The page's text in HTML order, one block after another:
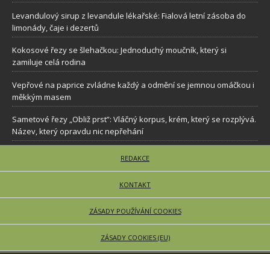
Levandulový sirup z levandule lékařské: Fialová letní zásoba do
limonády, čaje i dezertů
Kokosové řezy se šlehačkou: Jednoduchý moučník, který si
zamiluje celá rodina
Vepřové na paprice zvládne každý a odmění se jemnou omáčkou i
měkkým masem
Sametové řezy „Obliž prst”: Vláčný korpus, krém, který se rozplývá.
Název, který opravdu nic nepřehání
REDAKCE
KONTAKT
ZÁSADY POUŽÍVÁNÍ COOKIES
ZÁSADY COOKIES (EU)